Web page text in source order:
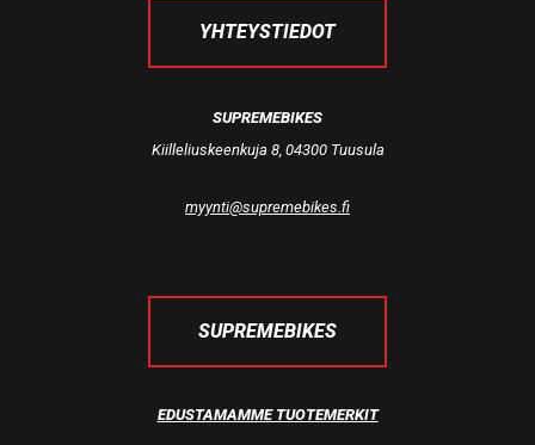
YHTEYSTIEDOT
SUPREMEBIKES
Kiilleliuskeenkuja 8, 04300 Tuusula
myynti@supremebikes.fi
SUPREMEBIKES
EDUSTAMAMME TUOTEMERKIT